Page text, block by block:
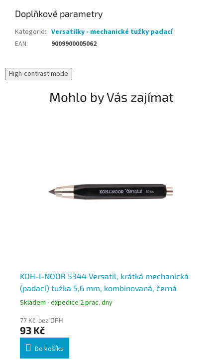
Doplňkové parametry
Kategorie: Versatilky - mechanické tužky padací
EAN: 9009900005062
High-contrast mode
Mohlo by Vás zajímat
KOH-I-NOOR 5344 Versatil, krátká mechanická
(padací) tužka 5,6 mm, kombinovaná, černá
Skladem - expedice 2 prac. dny
77 Kč bez DPH
93 Kč
Do košíku